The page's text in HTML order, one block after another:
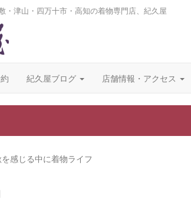
・津山・四万十市・高知の着物専門店、紀久屋
紀久屋ブログ 店舗情報・アクセス
感じる中に着物ライフ